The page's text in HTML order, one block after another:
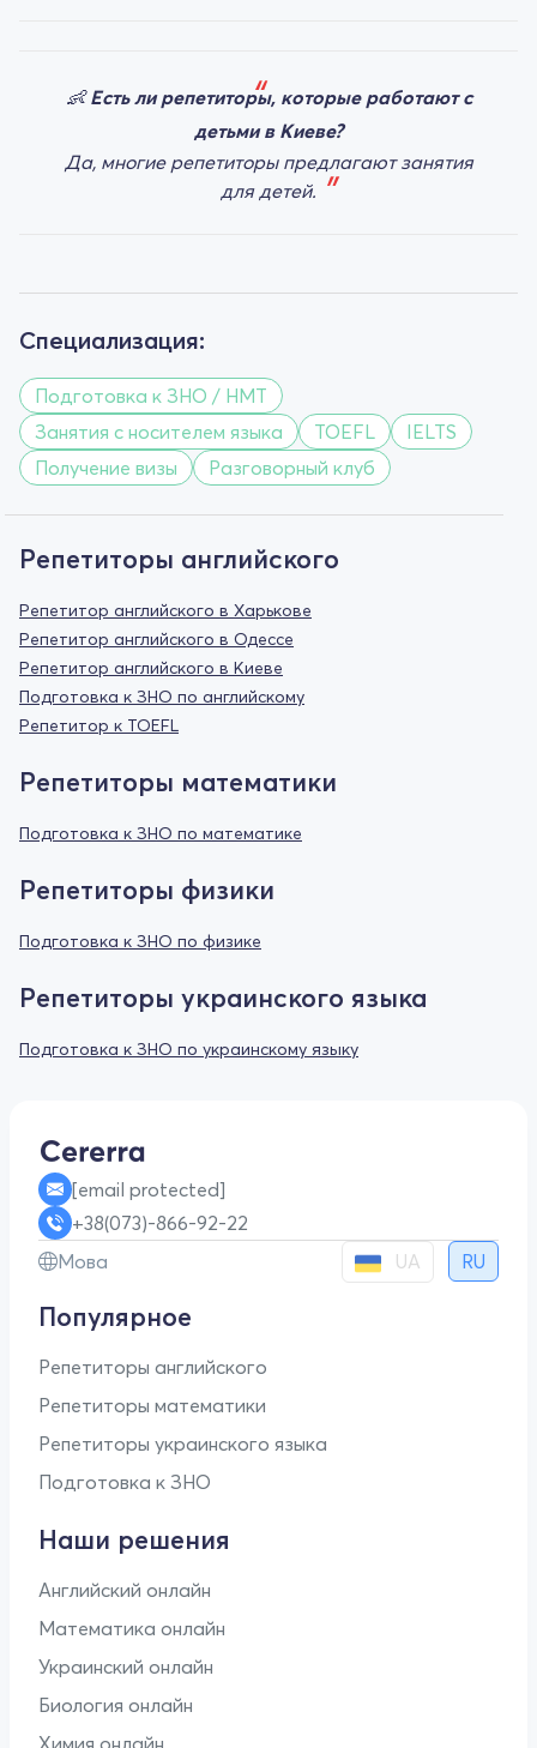
👶Есть ли репетиторы, которые работают с
детьми в Киеве?
Да, многие репетиторы предлагают занятия
для детей.
Специализация:
Подготовка к ЗНО / НМТ
Занятия с носителем языка
TOEFL
IELTS
Получение визы
Разговорный клуб
Репетиторы английского
Репетитор английского в Харькове
Репетитор английского в Одессе
Репетитор английского в Киеве
Подготовка к ЗНО по английскому
Репетитор к TOEFL
Репетиторы математики
Подготовка к ЗНО по математике
Репетиторы физики
Подготовка к ЗНО по физике
Репетиторы украинского языка
Подготовка к ЗНО по украинскому языку
[email protected]
+38(073)-866-92-22
Мова
UA RU
Популярное
Репетиторы английского
Репетиторы математики
Репетиторы украинского языка
Подготовка к ЗНО
Наши решения
Английский онлайн
Математика онлайн
Украинский онлайн
Биология онлайн
Химия онлайн